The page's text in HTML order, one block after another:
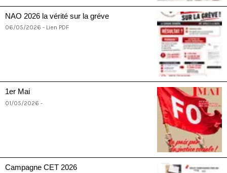
NAO 2026 la vérité sur la gréve
06/05/2026 - Lien PDF
1er Mai
01/05/2026 -
Campagne CET 2026